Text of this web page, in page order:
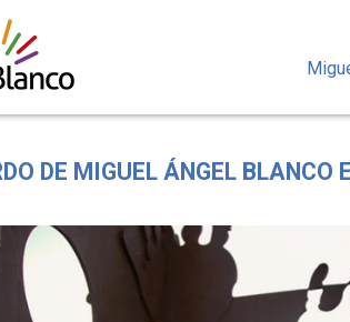
DE MIGUEL ÁNGEL BLANCO